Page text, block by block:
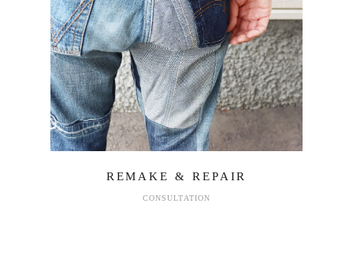
REMAKE & REPAIR
CONSULTATION